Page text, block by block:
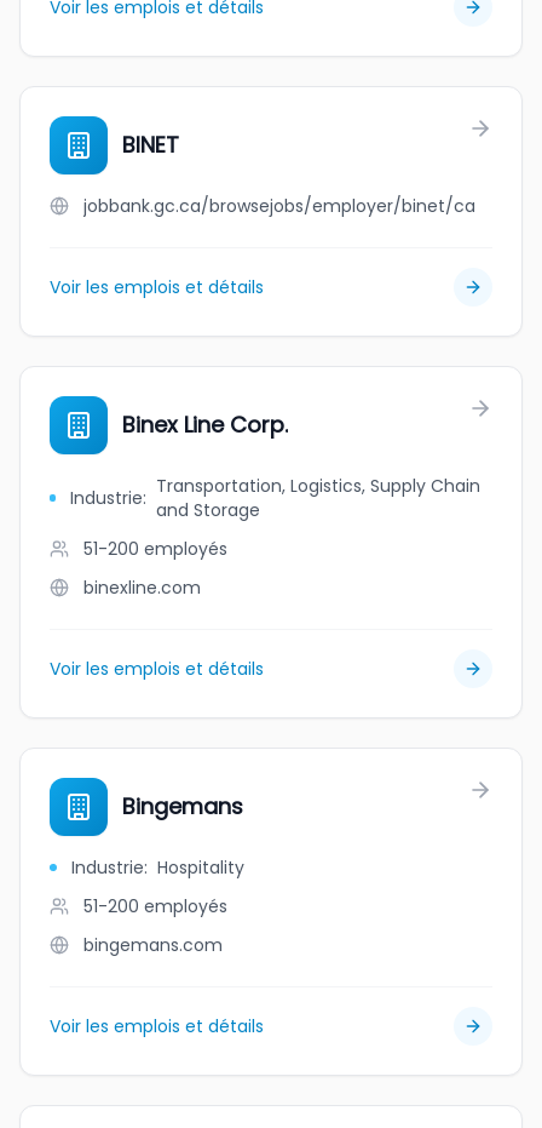
Voir les emplois et détails
BINET
jobbank.gc.ca/browsejobs/employer/binet/ca
Voir les emplois et détails
Binex Line Corp.
Industrie: Transportation, Logistics, Supply Chain
and Storage
51-200 employés
binexline.com
Voir les emplois et détails
Bingemans
Industrie: Hospitality
51-200 employés
bingemans.com
Voir les emplois et détails